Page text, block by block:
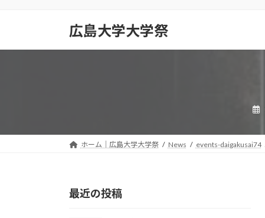
ン
プ
ー
動
広島大学大学祭
ホーム｜広島大学大学祭 News events-daigakusai74
最近の投稿